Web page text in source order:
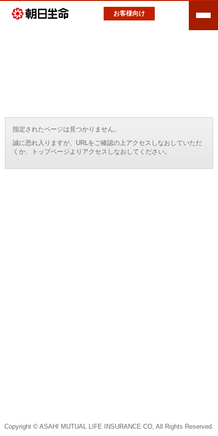
お客様向け
指定されたページは見つかりません。
誠に恐れ入りますが、URLをご確認の上アクセスしなおしていただ
くか、トップページよりアクセスしなおしてください。
Copyright © ASAHI MUTUAL LIFE INSURANCE CO, All Rights Reserved.